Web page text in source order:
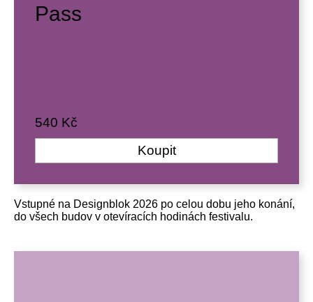
Pass
540 Kč
Koupit
Vstupné na Designblok 2026 po celou dobu jeho konání,
do všech budov v otevíracích hodinách festivalu.